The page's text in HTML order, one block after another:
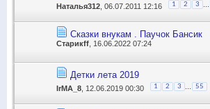
Наталья312 , 06.07.2011 12:16 1 2 3
Сказки внукам . Паучок Бансик
Старикff , 16.06.2022 07:24
Детки лета 2019
IrMA_8 , 12.06.2019 00:30 1 2 3 55